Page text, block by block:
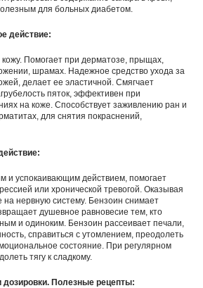
для больных диабетом.
действие:
Помогает при дерматозе, прыщах,
шрамах. Надежное средство ухода за
делает ее эластичной. Смягчает
пяток, эффек­тивен при
на коже. Способствует заживлению ран и
для снятия покраснений,
и успокаивающим действием, помогает
или хронической тревогой. Оказывая
нервную систему. Бензоин снимает
душевное равновесие тем, кто
и одиноким. Бензоин рассеивает печали,
справиться с утомлением, преодолеть
состояние. При регулярном
тягу к сладкому.
Полезные рецепты: